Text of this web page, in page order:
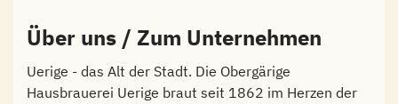
Über uns / Zum Unternehmen
Uerige - das Alt der Stadt. Die Obergärige
Hausbrauerei Uerige braut seit 1862 im Herzen der